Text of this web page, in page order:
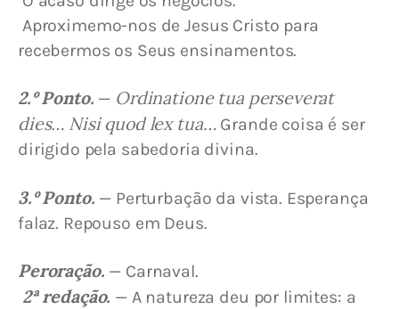
recebermos os Seus ensinamentos.
2.º Ponto. — Ordinatione tua perseverat
dies… Nisi quod lex tua… Grande coisa é ser
dirigido pela sabedoria divina.
3.º Ponto. — Perturbação da vista. Esperança
falaz. Repouso em Deus.
Peroração. — Carnaval.
2ª redação. — A natureza deu por limites: a